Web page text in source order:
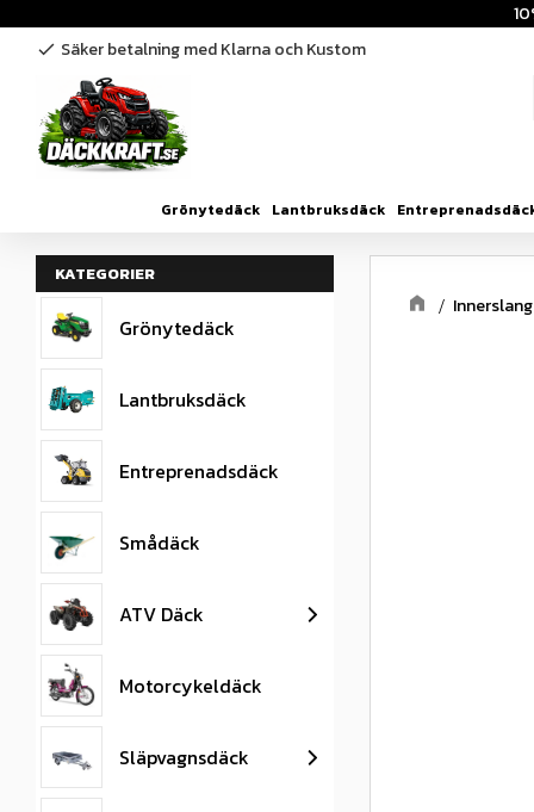
check Säker betalning med Klarna och Kustom
Grönytedäck Lantbruksdäck
Innerslang
KATEGORIER
Grönytedäck
Lantbruksdäck
Entreprenadsdäck
Smådäck
ATV Däck
Motorcykeldäck
Släpvagnsdäck